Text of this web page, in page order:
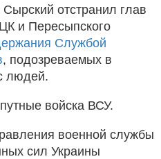
отстранил глав
и Пересыпского
Службой
, подозреваемых в
людей.
войска ВСУ.
военной службы
сил Украины